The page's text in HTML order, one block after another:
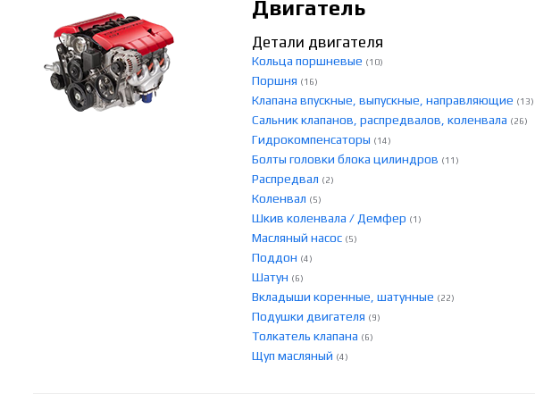
Двигатель
Детали двигателя
Кольца поршневые (10)
Поршня (16)
Клапана впускные, выпускные, направляющие (13)
Сальник клапанов, распредвалов, коленвала (26)
Гидрокомпенсаторы (14)
Болты головки блока цилиндров (11)
Распредвал (2)
Коленвал (5)
Шкив коленвала / Демфер (1)
Масляный насос (5)
Поддон (4)
Шатун (6)
Вкладыши коренные, шатунные (22)
Подушки двигателя (9)
Толкатель клапана (6)
Щуп масляный (4)